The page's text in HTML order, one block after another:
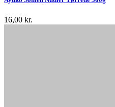
16,00 kr.